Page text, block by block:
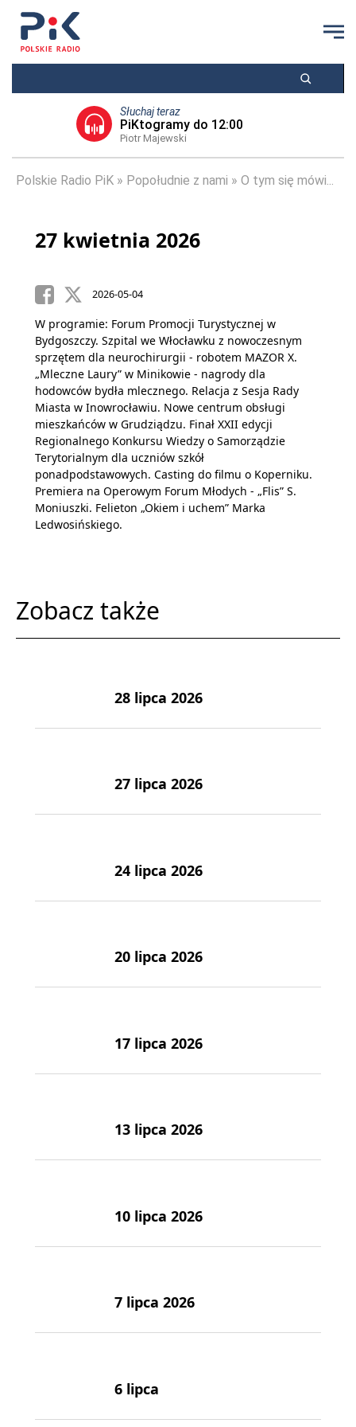
Słuchaj teraz
PiKtogramy do 12:00
Piotr Majewski
Polskie Radio PiK Popołudnie z nami O tym się mówi...
27 kwietnia 2026
2026-05-04
W programie: Forum Promocji Turystycznej w
Bydgoszczy. Szpital we Włocławku z nowoczesnym
sprzętem dla neurochirurgii - robotem MAZOR X.
„Mleczne Laury” w Minikowie - nagrody dla
hodowców bydła mlecznego. Relacja z Sesja Rady
Miasta w Inowrocławiu. Nowe centrum obsługi
mieszkańców w Grudziądzu. Finał XXII edycji
Regionalnego Konkursu Wiedzy o Samorządzie
Terytorialnym dla uczniów szkół
ponadpodstawowych. Casting do filmu o Koperniku.
Premiera na Operowym Forum Młodych - „Flis” S.
Moniuszki. Felieton „Okiem i uchem” Marka
Ledwosińskiego.
Zobacz także
28 lipca 2026
27 lipca 2026
24 lipca 2026
20 lipca 2026
17 lipca 2026
13 lipca 2026
10 lipca 2026
7 lipca 2026
6 lipca